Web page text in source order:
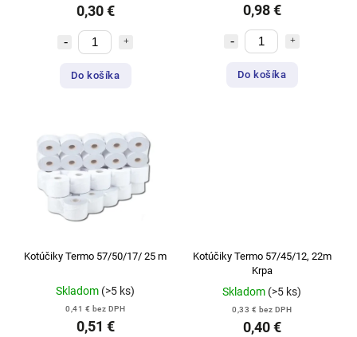
0,30 €
Do košíka
0,98 €
Do košíka
Kotúčiky Termo 57/50/17/ 25 m
Skladom (>5 ks)
0,41 € bez DPH
0,51 €
Kotúčiky Termo 57/45/12, 22m
Krpa
Skladom (>5 ks)
0,33 € bez DPH
0,40 €